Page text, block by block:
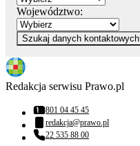
Województwo:
Szukaj danych kontaktowych
Redakcja serwisu Prawo.pl
Numer telefonu:
801 04 45 45
Adres email:
redakcja@prawo.pl
Numer telefonu:
22 535 88 00